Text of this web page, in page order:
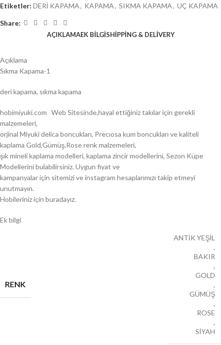
Etiketler: DERİ KAPAMA, KAPAMA, SIKMA KAPAMA, UÇ KAPAMA
Share:
AÇIKLAMAEK BILGISHIPPING & DELIVERY
Açıklama
Sıkma Kapama-1
deri kapama, sıkma kapama
hobimiyuki.com Web Sitesinde,hayal ettiğiniz takılar için gerekli
malzemeleri,
orjinal Miyuki delica boncukları, Precıosa kum boncukları ve kaliteli
kaplama Gold,Gümüş,Rose renk malzemeleri,
şık mineli kaplama modelleri, kaplama zincir modellerini, Sezon Küpe
Modellerini bulabilirsiniz. Uygun fiyat ve
kampanyalar için sitemizi ve instagram hesaplarımızı takip etmeyi
unutmayın.
Hobileriniz için buradayız.
Ek bilgi
RENK
ANTİK YEŞİL
,
BAKIR
,
GOLD
,
GÜMÜŞ
,
ROSE
,
SİYAH